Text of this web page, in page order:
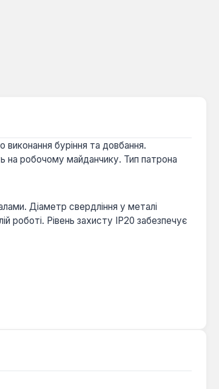
буріння та довбання.
на робочому майданчику. Тип патрона
Діаметр свердління у металі
роботі. Рівень захисту IP20 забезпечує
потужності, мобільності та
довбання в умовах, що вимагають